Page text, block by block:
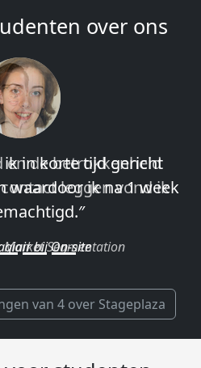
over ons
en de betrokkenheid
leggen vond ik
Market Segmentation
van 4 over Stageplaza